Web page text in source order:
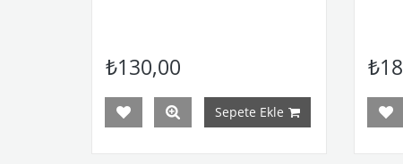
₺130,00
Sepete Ekle